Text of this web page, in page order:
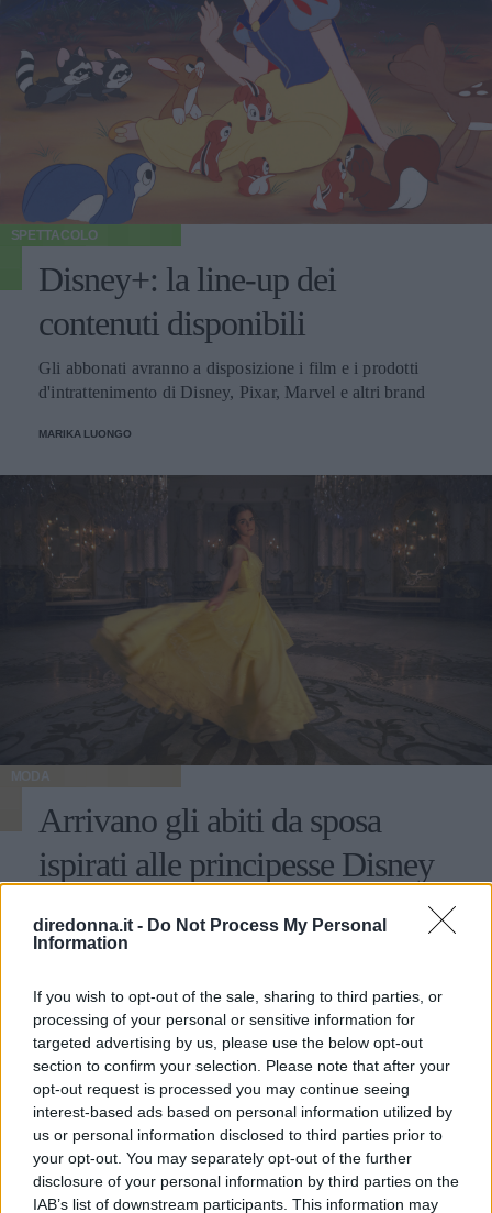
diredonna.it - Do Not Process My Personal
Information
If you wish to opt-out of the sale, sharing to third parties, or
processing of your personal or sensitive information for
targeted advertising by us, please use the below opt-out
section to confirm your selection. Please note that after your
opt-out request is processed you may continue seeing
interest-based ads based on personal information utilized by
us or personal information disclosed to third parties prior to
your opt-out. You may separately opt-out of the further
disclosure of your personal information by third parties on the
IAB’s list of downstream participants. This information may
SPETTACOLO
Disney+: la line-up dei
contenuti disponibili
Gli abbonati avranno a disposizione i film e i prodotti
d'intrattenimento di Disney, Pixar, Marvel e altri brand
MARIKA LUONGO
MODA
Arrivano gli abiti da sposa
ispirati alle principesse Disney
modelli da favola!